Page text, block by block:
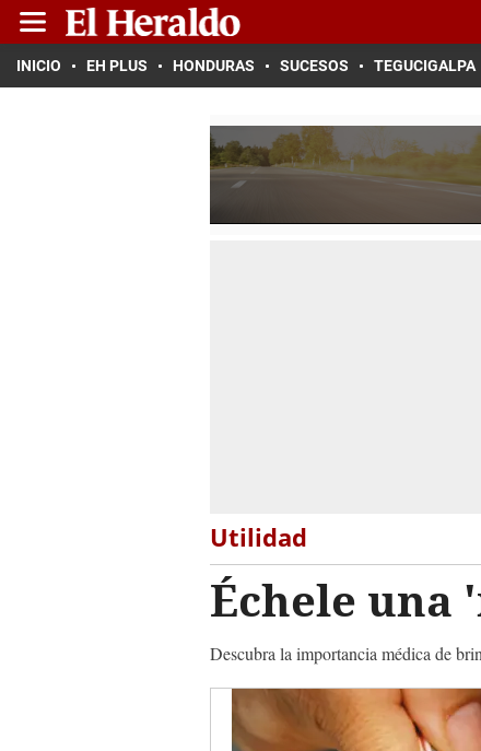
INICIO EH PLUS HONDURAS SUCESOS TEGUCIGALPA
Utilidad
Échele una
Descubra la importancia médica de